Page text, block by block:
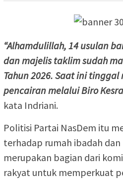
“Alhamdulillah, 14 usulan
dan majelis taklim sudah
Tahun 2026. Saat ini
pencairan melalui Biro
kata Indriani.
Politisi Partai NasDem itu
terhadap rumah ibadah
merupakan bagian dari
rakyat untuk memperkuat